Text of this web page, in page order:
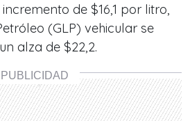
de $16,1 por litro,
(GLP) vehicular se
alza de $22,2.